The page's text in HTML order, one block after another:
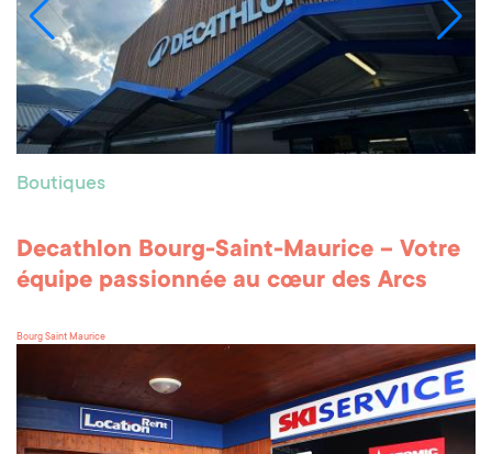
Boutiques
Decathlon Bourg-Saint-Maurice – Votre
équipe passionnée au cœur des Arcs
Bourg Saint Maurice